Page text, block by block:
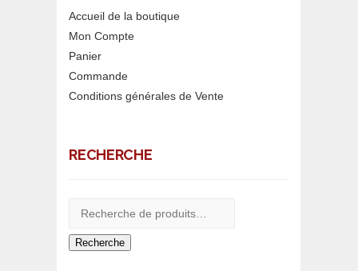
Accueil de la boutique
Mon Compte
Panier
Commande
Conditions générales de Vente
RECHERCHE
Recherche